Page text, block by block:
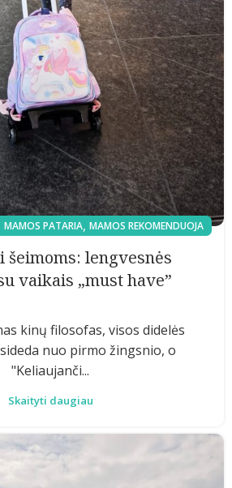
MAMOS PATARIA, MAMOS REKOMENDUOJA
šeimoms: lengvesnės
vaikais „must have”
kinų filosofas, visos didelės
nuo pirmo žingsnio, o
"Keliaujanči...
Skaityti daugiau